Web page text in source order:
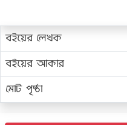
বইয়ের লেখক
বইয়ের আকার
মোট পৃষ্ঠা